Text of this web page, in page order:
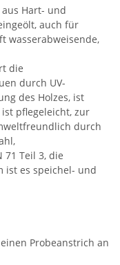
Hart- und
auch für
wasserabweisende,
die
durch UV-
des Holzes, ist
pflegeleicht, zur
durch
Teil 3, die
ist es speichel- und
Probeanstrich an